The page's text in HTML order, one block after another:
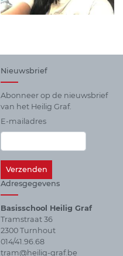
Nieuwsbrief
Abonneer op de nieuwsbrief
van het Heilig Graf.
E-mailadres
Adresgegevens
Basisschool Heilig Graf
Tramstraat 36
2300 Turnhout
014/41.96.68
tram@heilig-graf.be